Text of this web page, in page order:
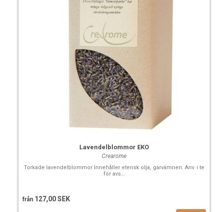
Lavendelblommor EKO
Crearome
Torkade lavendelblommor Innehåller eterisk olja, garvämnen. Anv. i te
för avs...
från 127,00 SEK